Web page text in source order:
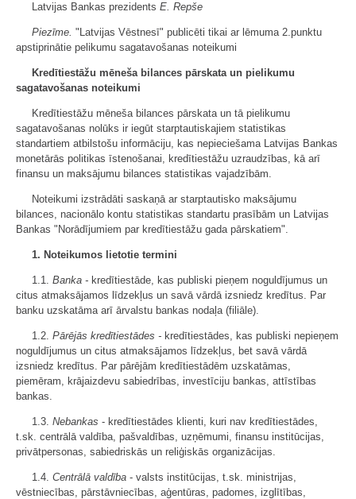
Latvijas Bankas prezidents E. Repše
Piezīme. "Latvijas Vēstnesī" publicēti tikai ar lēmuma 2.punktu
apstiprinātie pelikumu sagatavošanas noteikumi
Kredītiestāžu mēneša bilances pārskata un pielikumu
sagatavošanas noteikumi
Kredītiestāžu mēneša bilances pārskata un tā pielikumu
sagatavošanas nolūks ir iegūt starptautiskajiem statistikas
standartiem atbilstošu informāciju, kas nepieciešama Latvijas Bankas
monetārās politikas īstenošanai, kredītiestāžu uzraudzības, kā arī
finansu un maksājumu bilances statistikas vajadzībām.
Noteikumi izstrādāti saskaņā ar starptautisko maksājumu
bilances, nacionālo kontu statistikas standartu prasībām un Latvijas
Bankas "Norādījumiem par kredītiestāžu gada pārskatiem".
1. Noteikumos lietotie termini
1.1. Banka - kredītiestāde, kas publiski pieņem noguldījumus un
citus atmaksājamos līdzekļus un savā vārdā izsniedz kredītus. Par
banku uzskatāma arī ārvalstu bankas nodaļa (filiāle).
1.2. Pārējās kredītiestādes - kredītiestādes, kas publiski nepieņem
noguldījumus un citus atmaksājamos līdzekļus, bet savā vārdā
izsniedz kredītus. Par pārējām kredītiestādēm uzskatāmas,
piemēram, krājaizdevu sabiedrības, investīciju bankas, attīstības
bankas.
1.3. Nebankas - kredītiestādes klienti, kuri nav kredītiestādes,
t.sk. centrālā valdība, pašvaldības, uzņēmumi, finansu institūcijas,
privātpersonas, sabiedriskās un reliģiskās organizācijas.
1.4. Centrālā valdība - valsts institūcijas, t.sk. ministrijas,
vēstniecības, pārstāvniecības, aģentūras, padomes, izglītības,